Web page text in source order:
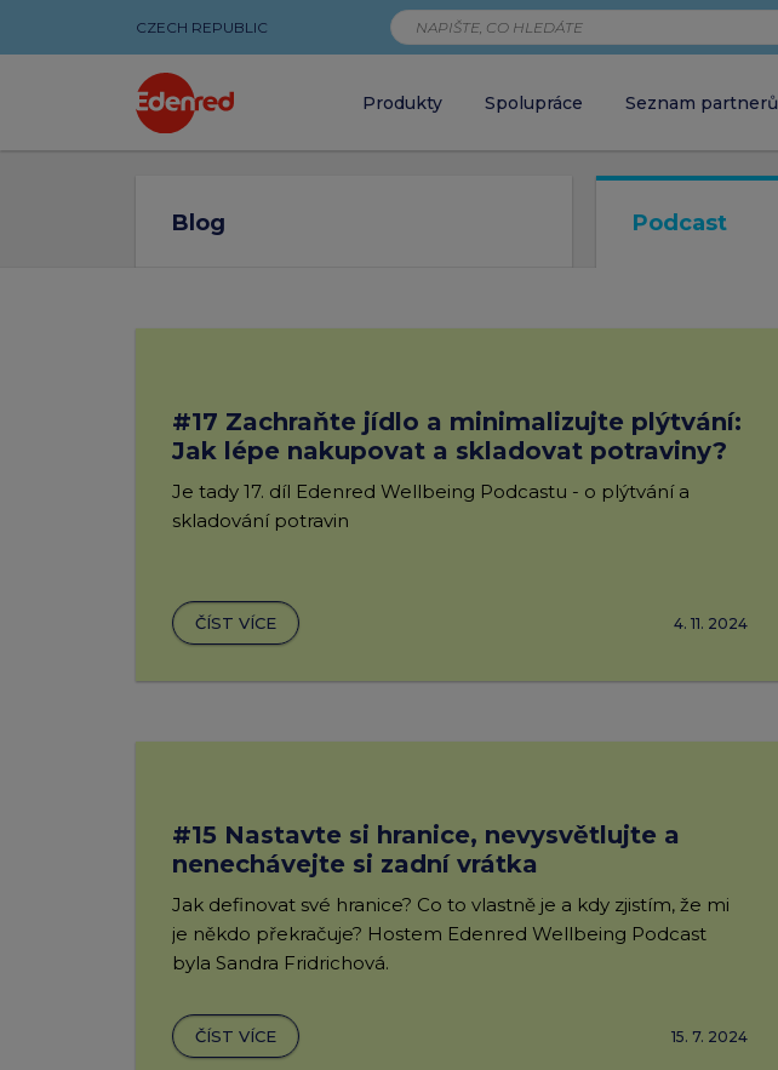
CZECH REPUBLIC
Produkty Spolupráce Seznam partnerů
Blog Podcast
#17 Zachraňte jídlo a minimalizujte plýtvání:
Jak lépe nakupovat a skladovat potraviny?
Je tady 17. díl Edenred Wellbeing Podcastu - o plýtvání a
skladování potravin
ČÍST VÍCE 4. 11. 2024
#15 Nastavte si hranice, nevysvětlujte a
nenechávejte si zadní vrátka
Jak definovat své hranice? Co to vlastně je a kdy zjistím, že mi
je někdo překračuje? Hostem Edenred Wellbeing Podcast
byla Sandra Fridrichová.
ČÍST VÍCE 15. 7. 2024